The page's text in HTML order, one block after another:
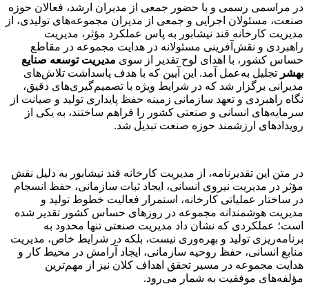
در مراسمی رسمی و با حضور جمعی از مدیران ارشد، فعالان حوزه
صنعت، مسئولان اجرایی و جمعی از مدیران مجموعه‌های تولیدی، از
مدیریت کارخانه قند نیشابور به پاس عملکرد مؤثر، مدیریت
راهبردی و نقش‌آفرینی مسئولانه در هدایت مجموعه در مقاطع
حساس کشور، با اهدای لوح تقدیر از سوی مدیریت توسعه صنایع
بهشر تجلیل به‌عمل آمد. این آیین که با هدف پاسداشت تلاش‌های
مدیرانی برگزار شد که در شرایط ویژه با تصمیم‌گیری‌های دقیق،
نگاه راهبردی و تعهد سازمانی زمینه حفظ پایداری تولید و صیانت از
سرمایه‌های انسانی و صنعتی کشور را فراهم ساختند، به یکی از
رویدادهای ارزشمند حوزه صنعت تبدیل شد.
در متن این تقدیرنامه، از مدیریت کارخانه قند نیشابور به دلیل نقش
مؤثر در مدیریت نیروی انسانی، ایجاد ثبات سازمانی، حفظ انسجام
در ساختار عملیاتی کارخانه، استمرار فعالیت خطوط تولید و
مدیریت هوشمندانه مجموعه در روزهای حساس کشور تقدیر شده
است؛ عملکردی که نشان داد مدیریت صنعتی تنها محدود به
برنامه‌ریزی تولید و بهره‌وری نیست، بلکه در شرایط خاص، مدیریت
منابع انسانی، حفظ روحیه سازمانی، ایجاد آرامش در محیط کار و
هدایت مجموعه در مسیر تحقق اهداف کلان نیز از مهم‌ترین
مؤلفه‌های موفقیت به شمار می‌رود.